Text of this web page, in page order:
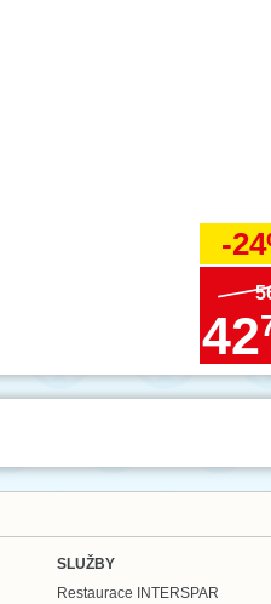
-
42
SLUŽBY
Restaurace INTERSPAR